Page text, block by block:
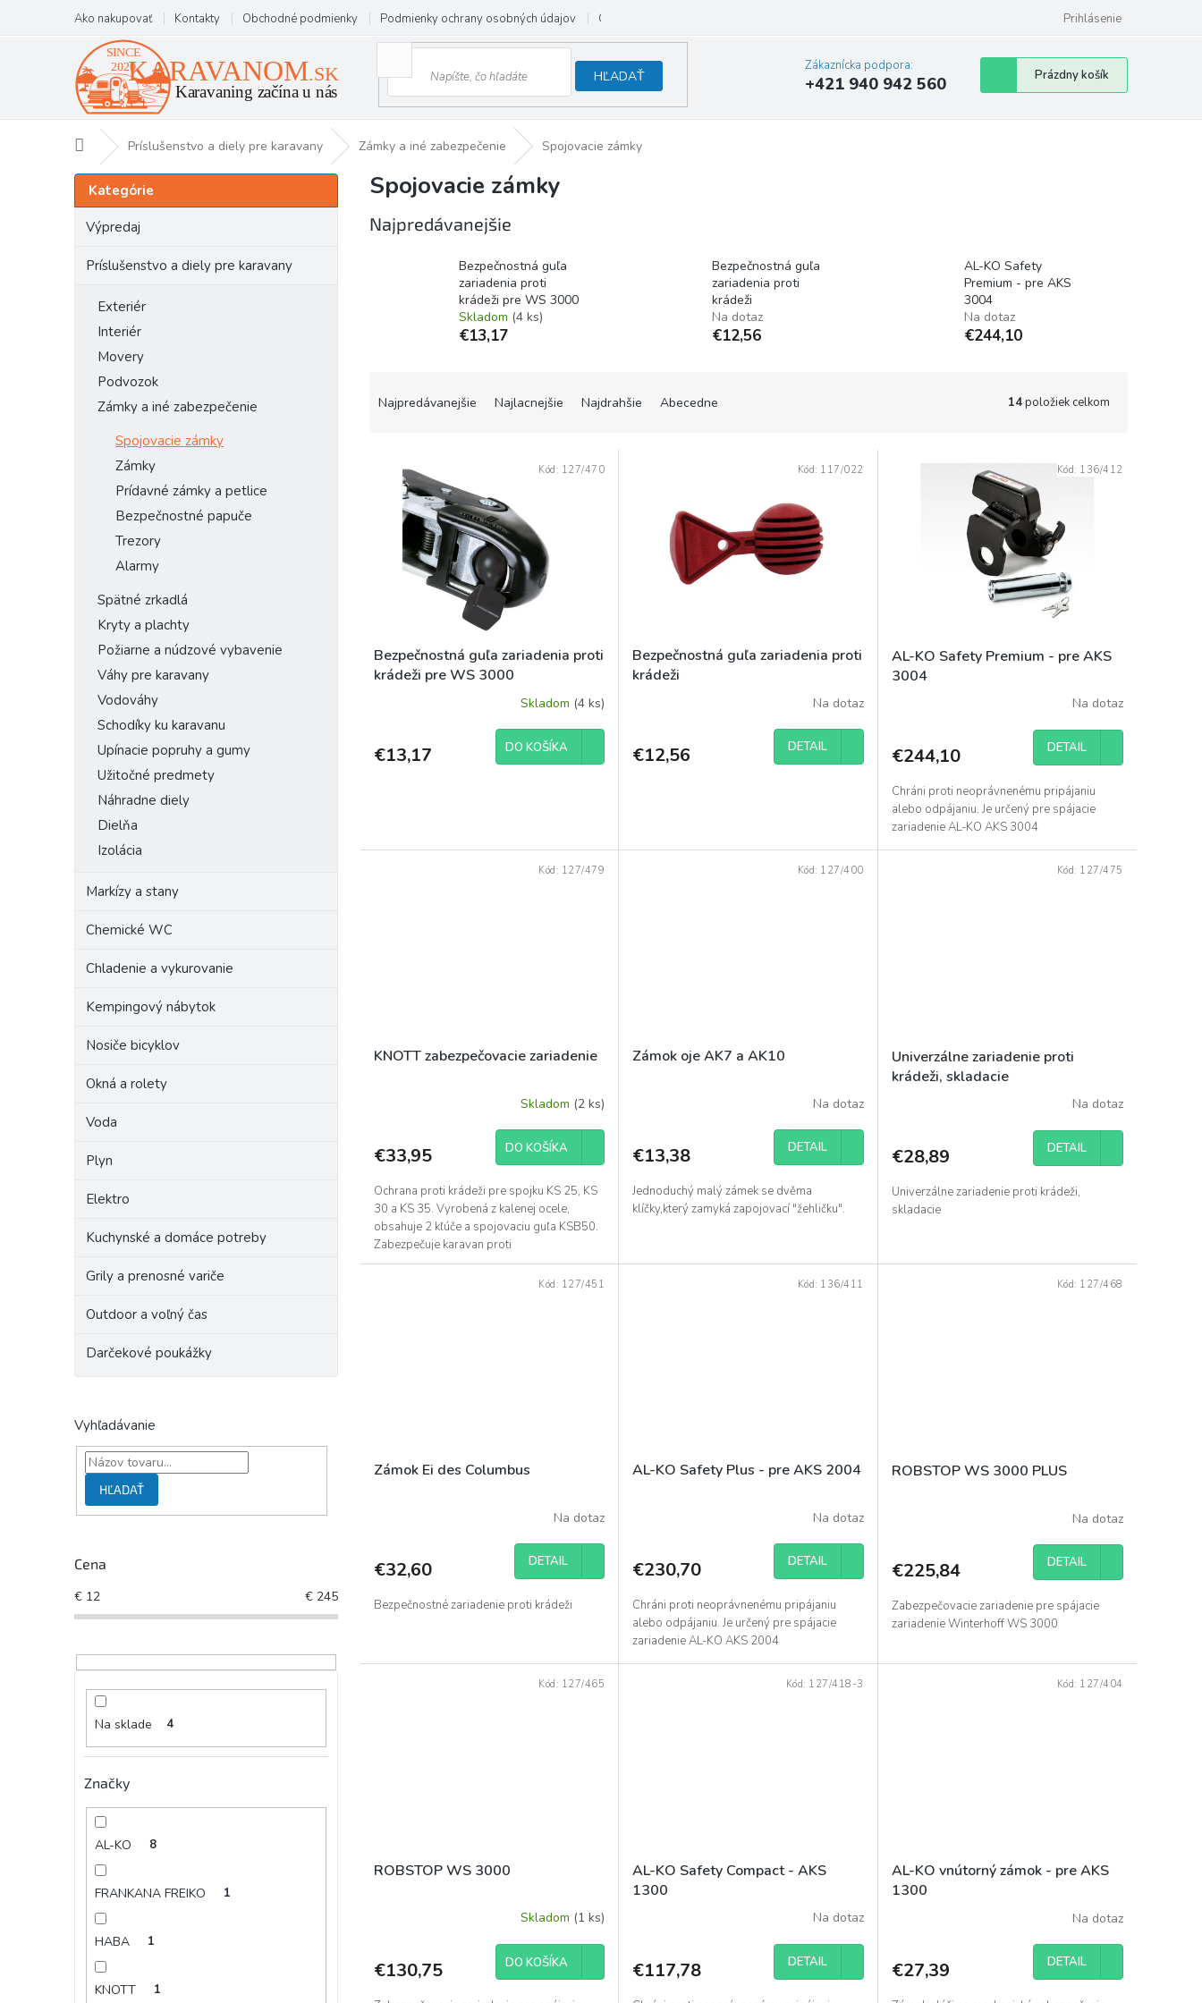
obsah
Ako nakupovať Kontakty Obchodné podmienky Podmienky ochrany osobných údajov Odstúpenie od zmluvy Prihlásenie
HĽADAŤ
Zákaznícka podpora:
+421 940 942 560
Nákupný
košík
Prázdny košík
DomovPríslušenstvo a diely pre karavany Zámky a iné zabezpečenie Spojovacie zámky
B
o
Preskočiť
kategórie
Kategórie
Výpredaj
Príslušenstvo a diely pre karavany
Exteriér
Interiér
Movery
Podvozok
Zámky a iné zabezpečenie
Spojovacie zámky
Zámky
Prídavné zámky a petlice
Bezpečnostné papuče
Trezory
Alarmy
Spätné zrkadlá
Kryty a plachty
Požiarne a núdzové vybavenie
Váhy pre karavany
Vodováhy
Schodíky ku karavanu
Upínacie popruhy a gumy
Užitočné predmety
Náhradne diely
Dielňa
Izolácia
Markízy a stany
Chemické WC
Chladenie a vykurovanie
Kempingový nábytok
Nosiče bicyklov
Okná a rolety
Voda
Plyn
Elektro
Kuchynské a domáce potreby
Grily a prenosné variče
Outdoor a voľný čas
Darčekové poukážky
Vyhľadávanie
HĽADAŤ
Cena
€ 12 € 245
Na sklade 4
Značky
AL-KO 8
FRANKANA FREIKO 1
HABA 1
KNOTT 1
Spojovacie zámky
Najpredávanejšie
Bezpečnostná guľa
zariadenia proti
krádeži pre WS 3000
Skladom (4 ks)
€13,17
Bezpečnostná guľa
zariadenia proti
krádeži
Na dotaz
€12,56
AL-KO Safety
Premium - pre AKS
3004
Na dotaz
€244,10
o
v
Najpredávanejšie Najlacnejšie Najdrahšie Abecedne 14položiek celkom
k
t
Bezpečnostná guľa zariadenia proti
krádeži pre WS 3000
Skladom (4 ks)
€13,17 DO KOŠÍKA
Kód: 127/470
Bezpečnostná guľa zariadenia proti
krádeži
Na dotaz
€12,56 DETAIL
Kód: 117/022
AL-KO Safety Premium - pre AKS
3004
Na dotaz
€244,10 DETAIL
Chráni proti neoprávnenému pripájaniu
alebo odpájaniu. Je určený pre spájacie
zariadenie AL-KO AKS 3004
Kód: 136/412
KNOTT zabezpečovacie zariadenie
Skladom (2 ks)
€33,95 DO KOŠÍKA
Ochrana proti krádeži pre spojku KS 25, KS
30 a KS 35. Vyrobená z kalenej ocele,
obsahuje 2 kľúče a spojovaciu guľa KSB50.
Zabezpečuje karavan proti
neoprávnenému...
Kód: 127/479
Zámok oje AK7 a AK10
Na dotaz
€13,38 DETAIL
Jednoduchý malý zámek se dvěma
klíčky,který zamyká zapojovací "žehličku".
Kód: 127/400
Univerzálne zariadenie proti
krádeži, skladacie
Na dotaz
€28,89 DETAIL
Univerzálne zariadenie proti krádeži,
skladacie
Kód: 127/475
Zámok Ei des Columbus
Na dotaz
€32,60 DETAIL
Bezpečnostné zariadenie proti krádeži
Kód: 127/451
AL-KO Safety Plus - pre AKS 2004
Na dotaz
€230,70 DETAIL
Chráni proti neoprávnenému pripájaniu
alebo odpájaniu. Je určený pre spájacie
zariadenie AL-KO AKS 2004
Kód: 136/411
ROBSTOP WS 3000 PLUS
Na dotaz
€225,84 DETAIL
Zabezpečovacie zariadenie pre spájacie
zariadenie Winterhoff WS 3000
Kód: 127/468
ROBSTOP WS 3000
Skladom (1 ks)
€130,75 DO KOŠÍKA
Kód: 127/465
AL-KO Safety Compact - AKS
1300
Na dotaz
€117,78 DETAIL
Kód: 127/418-3
AL-KO vnútorný zámok - pre AKS
1300
Na dotaz
€27,39 DETAIL
Kód: 127/404